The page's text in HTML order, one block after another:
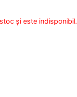
și este indisponibil.